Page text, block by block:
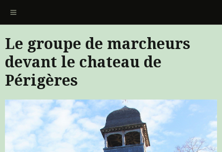
Le groupe de marcheurs
devant le chateau de
Périgères